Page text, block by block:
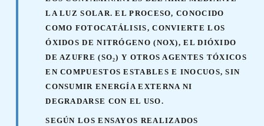
LA LUZ SOLAR. EL PROCESO, CONOCIDO
COMO FOTOCATÁLISIS, CONVIERTE LOS
ÓXIDOS DE NITRÓGENO (NOX), EL DIÓXIDO
DE AZUFRE (SO₂) Y OTROS AGENTES TÓXICOS
EN COMPUESTOS ESTABLES E INOCUOS, SIN
CONSUMIR ENERGÍA EXTERNA NI
DEGRADARSE CON EL USO.
SEGÚN LOS ENSAYOS REALIZADOS